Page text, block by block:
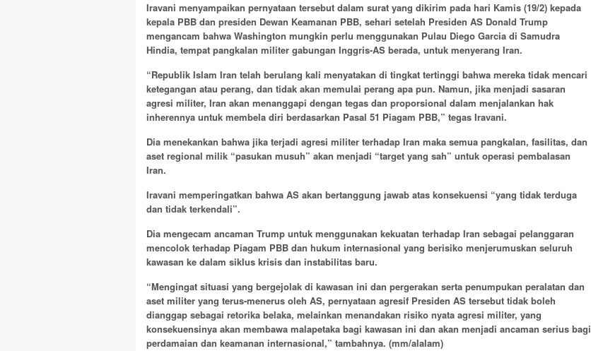
Iravani menyampaikan pernyataan tersebut dalam surat yang dikirim pada hari Kamis (19/2) kepada
kepala PBB dan presiden Dewan Keamanan PBB, sehari setelah Presiden AS Donald Trump
mengancam bahwa Washington mungkin perlu menggunakan Pulau Diego Garcia di Samudra
Hindia, tempat pangkalan militer gabungan Inggris-AS berada, untuk menyerang Iran.
“Republik Islam Iran telah berulang kali menyatakan di tingkat tertinggi bahwa mereka tidak mencari
ketegangan atau perang, dan tidak akan memulai perang apa pun. Namun, jika menjadi sasaran
agresi militer, Iran akan menanggapi dengan tegas dan proporsional dalam menjalankan hak
inherennya untuk membela diri berdasarkan Pasal 51 Piagam PBB,” tegas Iravani.
Dia menekankan bahwa jika terjadi agresi militer terhadap Iran maka semua pangkalan, fasilitas, dan
aset regional milik “pasukan musuh” akan menjadi “target yang sah” untuk operasi pembalasan
Iran.
Iravani memperingatkan bahwa AS akan bertanggung jawab atas konsekuensi “yang tidak terduga
dan tidak terkendali”.
Dia mengecam ancaman Trump untuk menggunakan kekuatan terhadap Iran sebagai pelanggaran
mencolok terhadap Piagam PBB dan hukum internasional yang berisiko menjerumuskan seluruh
kawasan ke dalam siklus krisis dan instabilitas baru.
“Mengingat situasi yang bergejolak di kawasan ini dan pergerakan serta penumpukan peralatan dan
aset militer yang terus-menerus oleh AS, pernyataan agresif Presiden AS tersebut tidak boleh
dianggap sebagai retorika belaka, melainkan menandakan risiko nyata agresi militer, yang
konsekuensinya akan membawa malapetaka bagi kawasan ini dan akan menjadi ancaman serius bagi
perdamaian dan keamanan internasional,” tambahnya. (mm/alalam)